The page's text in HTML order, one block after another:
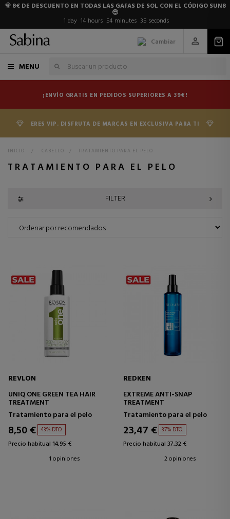
🌞 8€ DE DESCUENTO EN TODAS LAS GAFAS DE SOL CON EL CÓDIGO SUN8
😎
1 day 14 hours 54 minutes 34 seconds
Cambiar
MENU
¡ENVÍO GRATIS EN PEDIDOS SUPERIORES A 39€!
ERES VIP. DISFRUTA DE MARCAS EN EXCLUSIVA PARA TI
INICIO > CABELLO > TRATAMIENTO PARA EL PELO
TRATAMIENTO PARA EL PELO
FILTER
REVLON
UNIQ ONE GREEN TEA HAIR
TREATMENT
Tratamiento para el pelo
8,50 € 43% DTO.
Precio habitual 14,95 €
1 opiniones
REDKEN
EXTREME ANTI-SNAP
TREATMENT
Tratamiento para el pelo
23,47 € 37% DTO.
Precio habitual 37,32 €
2 opiniones